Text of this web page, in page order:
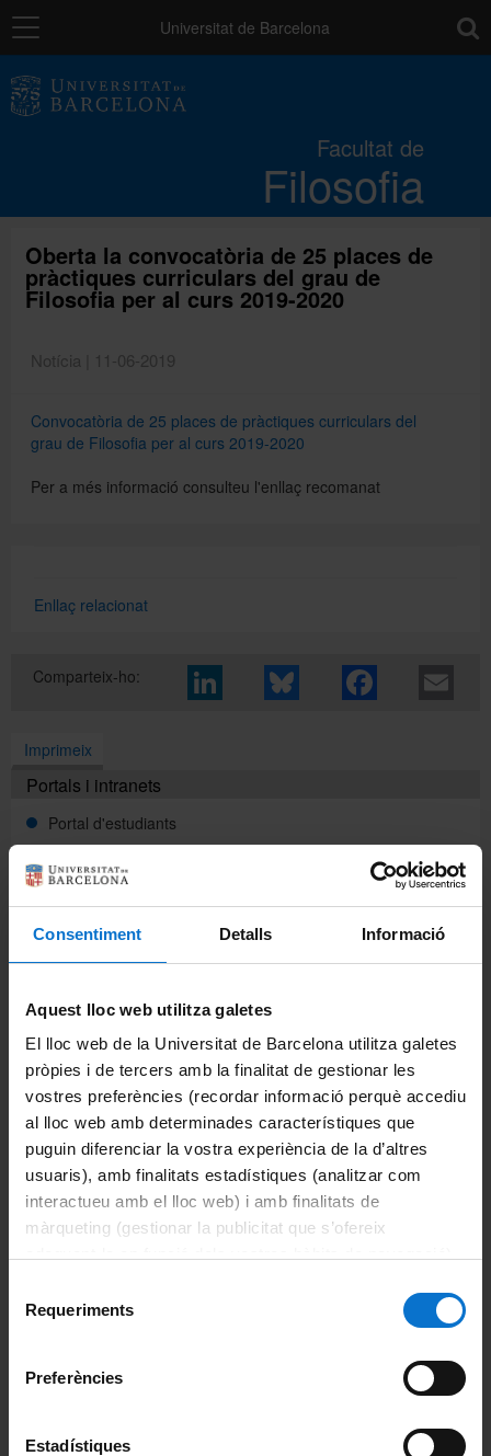
Consentiment Detalls Informació
Aquest lloc web utilitza galetes
El lloc web de la Universitat de Barcelona utilitza galetes
pròpies i de tercers amb la finalitat de gestionar les
vostres preferències (recordar informació perquè accediu
al lloc web amb determinades característiques que
puguin diferenciar la vostra experiència de la d’altres
usuaris), amb finalitats estadístiques (analitzar com
interactueu amb el lloc web) i amb finalitats de
màrqueting (gestionar la publicitat que s’ofereix
consultar laPolítica de galetes del lloc web de la
Requeriments
Preferències
Estadístiques
Navegació Universitat de Barcelona
Facultat de
Filosofia
Estudis
Recerca i innovació
Relacions externes
La Facultat
Coneix la facultat
Organització i estructura
Sistema de qualitat
Acte de graduació
Actualitat
Notícies
Oberta la convocatòria de 25 places de
pràctiques curriculars del grau de
Filosofia per al curs 2019-2020
Notícia | 11-06-2019
Convocatòria de 25 places de pràctiques curriculars del
grau de Filosofia per al curs 2019-2020
Per a més informació consulteu l'enllaç recomanat
Enllaç relacionat
Comparteix-ho:
Imprimeix
Portals i intranets
Portal d'estudiants
Intranet UB (PDI i PTGAS)
Alumni UB